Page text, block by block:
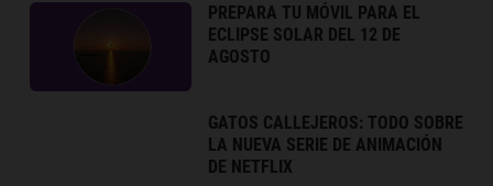
PREPARA TU MÓVIL PARA EL
ECLIPSE SOLAR DEL 12 DE
AGOSTO
GATOS CALLEJEROS: TODO SOBRE
LA NUEVA SERIE DE ANIMACIÓN
DE NETFLIX